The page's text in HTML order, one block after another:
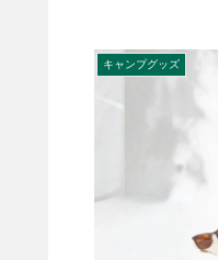
キャンプグッズ